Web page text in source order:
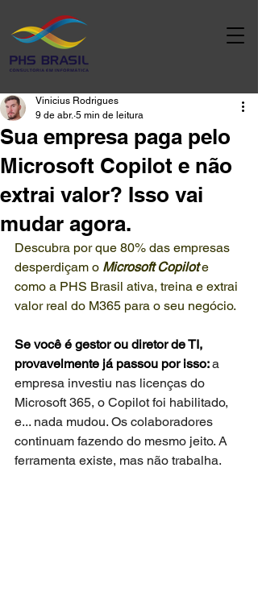
Sua empresa paga pelo
Microsoft Copilot e não
extrai valor? Isso vai
mudar agora.
Vinicius Rodrigues
9 de abr. 5 min de leitura
Descubra por que 80% das empresas
desperdiçam o Microsoft Copilot e
como a PHS Brasil ativa, treina e extrai
valor real do M365 para o seu negócio.
Se você é gestor ou diretor de TI,
provavelmente já passou por isso: a
empresa investiu nas licenças do
Microsoft 365, o Copilot foi habilitado,
e... nada mudou. Os colaboradores
continuam fazendo do mesmo jeito. A
ferramenta existe, mas não trabalha.